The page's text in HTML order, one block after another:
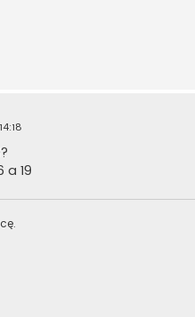
a 19